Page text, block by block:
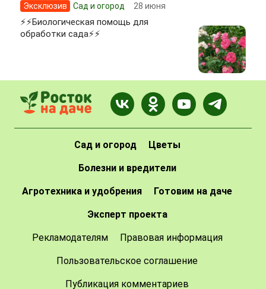
Эксклюзив Сад и огород 28 июня
⚡⚡Биологическая помощь для
обработки сада⚡⚡
Сад и огород Цветы
Болезни и вредители
Агротехника и удобрения Готовим на даче
Эксперт проекта
Рекламодателям Правовая информация
Пользовательское соглашение
Публикация комментариев